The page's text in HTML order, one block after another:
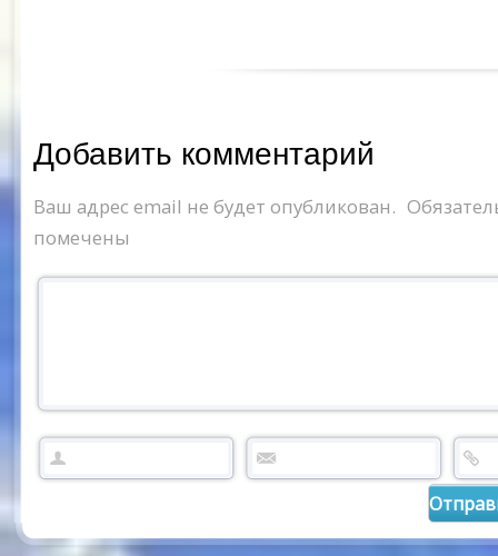
Добавить комментарий
Ваш адрес email не будет опубликован.
помечены